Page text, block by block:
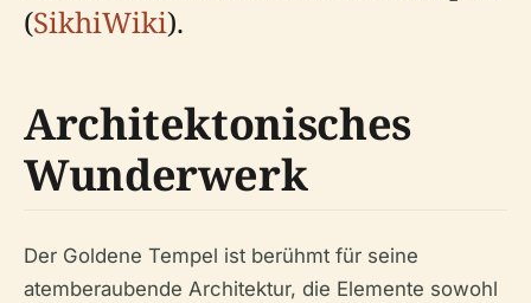
(SikhiWiki).
Architektonisches
Wunderwerk
Der Goldene Tempel ist berühmt für seine
atemberaubende Architektur, die Elemente sowohl